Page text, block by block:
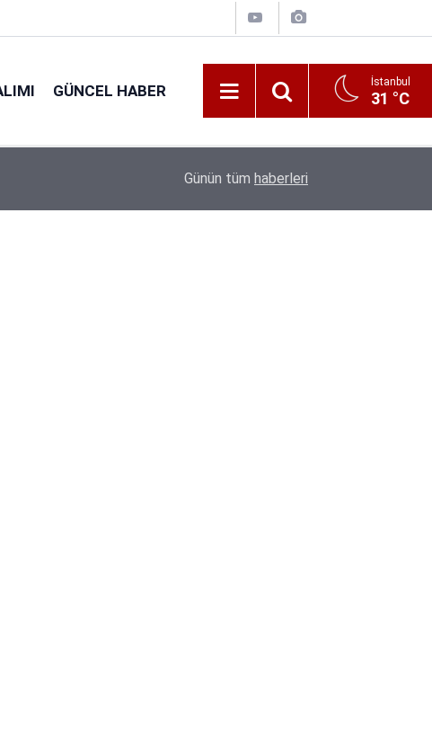
GÜNCEL HABER İstanbul
31 °C
Kıyı Emniyeti Genel Müdürlüğü 26 İşçi Alımı
Günün tüm haberleri